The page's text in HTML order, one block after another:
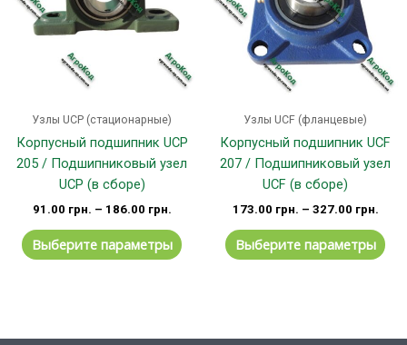
Узлы UCP (стационарные)
Корпусный подшипник UCP
205 / Подшипниковый узел
UCP (в сборе)
91.00 грн. – 186.00 грн.
Выберите параметры
вариаций.
выбрать
на
товара.
Узлы UCF (фланцевые)
Корпусный подшипник UCF
207 / Подшипниковый узел
UCF (в сборе)
173.00 грн. – 327.00 грн.
Выберите параметры
на